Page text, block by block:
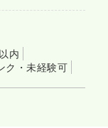
内
ク・未経験可